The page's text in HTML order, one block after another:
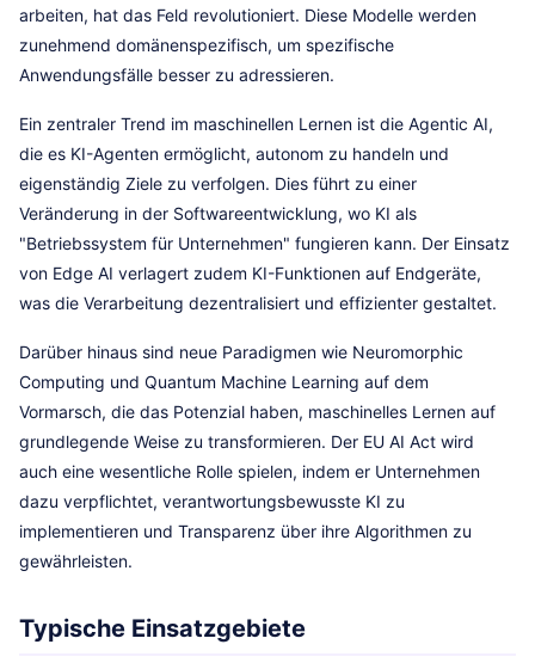
arbeiten, hat das Feld revolutioniert. Diese Modelle werden
zunehmend domänenspezifisch, um spezifische
Anwendungsfälle besser zu adressieren.
Ein zentraler Trend im maschinellen Lernen ist die Agentic AI,
die es KI-Agenten ermöglicht, autonom zu handeln und
eigenständig Ziele zu verfolgen. Dies führt zu einer
Veränderung in der Softwareentwicklung, wo KI als
"Betriebssystem für Unternehmen" fungieren kann. Der Einsatz
von Edge AI verlagert zudem KI-Funktionen auf Endgeräte,
was die Verarbeitung dezentralisiert und effizienter gestaltet.
Darüber hinaus sind neue Paradigmen wie Neuromorphic
Computing und Quantum Machine Learning auf dem
Vormarsch, die das Potenzial haben, maschinelles Lernen auf
grundlegende Weise zu transformieren. Der EU AI Act wird
auch eine wesentliche Rolle spielen, indem er Unternehmen
dazu verpflichtet, verantwortungsbewusste KI zu
implementieren und Transparenz über ihre Algorithmen zu
gewährleisten.
Typische Einsatzgebiete